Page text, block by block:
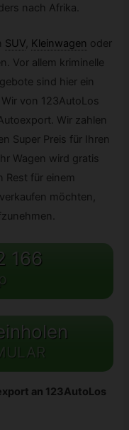
nach Afrika.
SUV, Kleinwagen oder
Vor allem kriminelle
sind hier ein
von 123AutoLos
Wir zahlen
Super Preis für Ihren
Wagen wird gratis
Rest für einem
möchten,
166
an 123AutoLos